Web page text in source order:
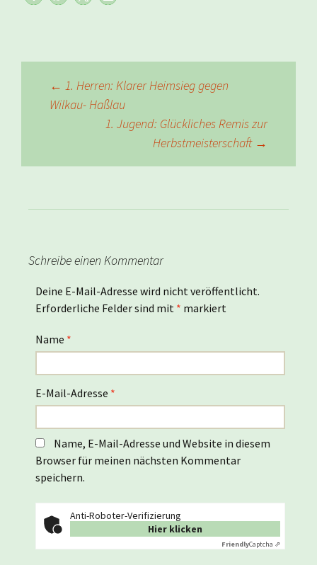
Beitragsnavigation
← 1. Herren: Klarer Heimsieg gegen
Wilkau- Haßlau
1. Jugend: Glückliches Remis zur
Herbstmeisterschaft →
Schreibe einen Kommentar
Deine E-Mail-Adresse wird nicht veröffentlicht.
Erforderliche Felder sind mit * markiert
Name *
E-Mail-Adresse *
Name, E-Mail-Adresse und Website in diesem
Browser für meinen nächsten Kommentar
speichern.
Anti-Roboter-Verifizierung
Hier klicken
FriendlyCaptcha ⇗